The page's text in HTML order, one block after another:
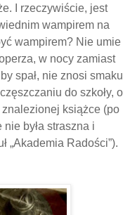
I rzeczywiście, jest
wampirem na
wampirem? Nie umie
w nocy zamiast
spał, nie znosi smaku
do szkoły, o
znalezionej książce (po
była straszna i
„Akademia Radości”).